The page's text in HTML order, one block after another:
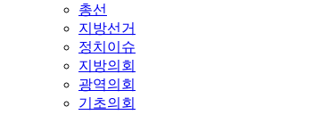
총선
지방선거
정치이슈
지방의회
광역의회
기초의회